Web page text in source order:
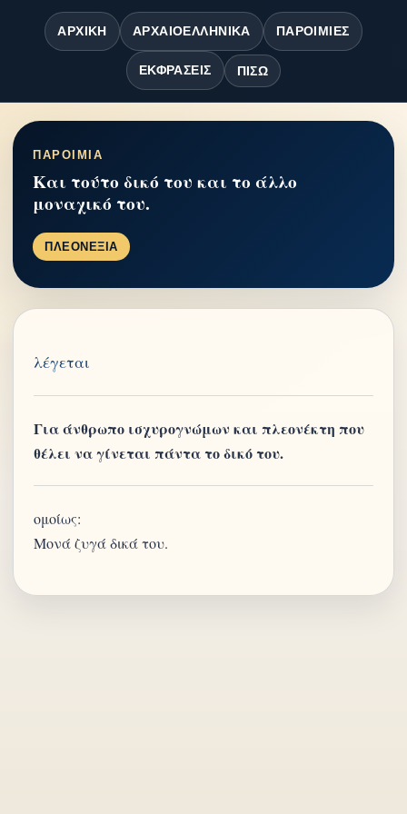
ΑΡΧΙΚΉ ΑΡΧΑΙΟΕΛΛΗΝΙΚΆ ΠΑΡΟΙΜΊΕΣ
ΕΚΦΡΆΣΕΙΣ ΠΊΣΩ
ΠΑΡΟΙΜΙΑ
Και τούτο δικό του και το άλλο
μοναχικό του.
ΠΛΕΟΝΕΞΙΑ
λέγεται
Για άνθρωπο ισχυρογνώμων και πλεονέκτη που
θέλει να γίνεται πάντα το δικό του.
ομοίως:
Μονά ζυγά δικά του.